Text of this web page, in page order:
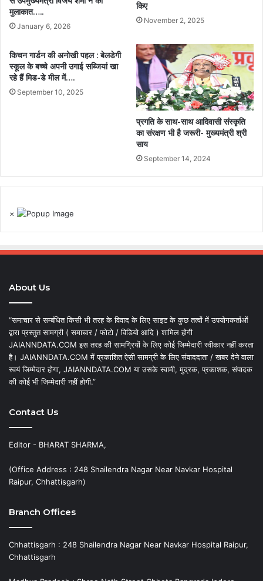
मुलाकात…..
January 6, 2026
किए
November 2, 2025
किचन गार्डन की अनोखी पहल : बेलडेगी
स्कूल के बच्चे अपनी उगाई सब्जियां खा
रहे हैं मिड-डे मील में….
September 10, 2025
प्रगति के साथ-साथ आदिवासी संस्कृति
का संरक्षण भी है जरूरी- मुख्यमंत्री श्री
साय
September 14, 2024
×
About Us
“समाचार से सम्बंधित किसी भी तरह के विवाद के लिए साइट के कुछ तत्वों में उपयोगकर्ताओं
द्वारा प्रस्तुत सामग्री ( समाचार / फोटो / विडियो आदि ) शामिल होगी
JAIANNDATA.COM इस तरह की सामग्रियों के लिए कोई जिम्मेदारी स्वीकार नहीं करता
है। JAIANNDATA.COM में प्रकाशित ऐसी सामग्री के लिए संवाददाता / खबर देने वाला
स्वयं जिम्मेदार होगा, JAIANNDATA.COM या उसके स्वामी, मुद्रक, प्रकाशक, संपादक
की कोई भी जिम्मेदारी नहीं होगी.”
Contact Us
Editor - BHARAT SHARMA,
(Office Address : 248 Shailendra Nagar Near Navkar Hospital
Raipur, Chhattisgarh)
Branch Offices
Chhattisgarh : 248 Shailendra Nagar Near Navkar Hospital Raipur,
Chhattisgarh